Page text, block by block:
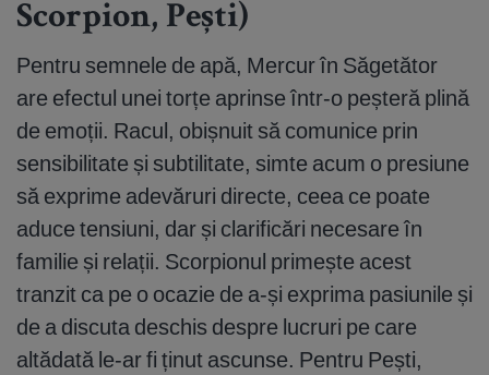
Scorpion, Pești)
Pentru semnele de apă, Mercur în Săgetător
are efectul unei torțe aprinse într-o peșteră plină
de emoții. Racul, obișnuit să comunice prin
sensibilitate și subtilitate, simte acum o presiune
să exprime adevăruri directe, ceea ce poate
aduce tensiuni, dar și clarificări necesare în
familie și relații. Scorpionul primește acest
tranzit ca pe o ocazie de a-și exprima pasiunile și
de a discuta deschis despre lucruri pe care
altădată le-ar fi ținut ascunse. Pentru Pești,